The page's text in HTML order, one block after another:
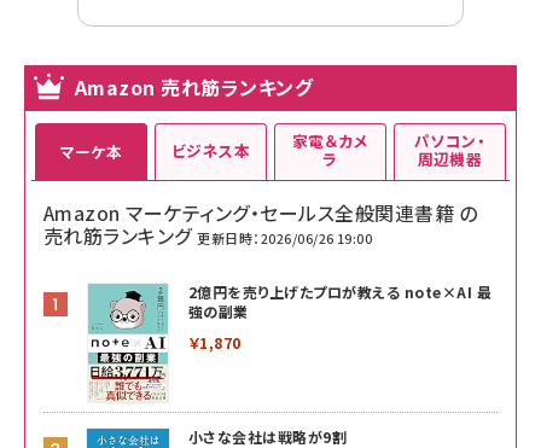
Amazon 売れ筋ランキング
マーケ本
Amazon マーケティング・セールス全般関連書籍 の
売れ筋ランキング 更新日時：2026/06/26 19:00
2億円を売り上げたプロが教える note×AI 最
強の副業
￥1,870
小さな会社は戦略が9割
ビジネス本 家電＆カメ
ラ
パソコン・
周辺機器